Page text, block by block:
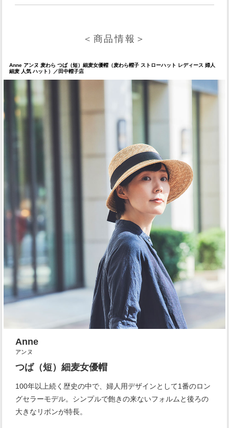
＜商品情報＞
Anne アンヌ 麦わら つば（短）細麦女優帽（麦わら帽子 ストローハット レディース 婦人
細麦 人気 ハット）／田中帽子店
Anne
アンヌ
つば（短）細麦女優帽
100年以上続く歴史の中で、婦人用デザインとして1番のロン
グセラーモデル。シンプルで飽きの来ないフォルムと後ろの
大きなリボンが特長。